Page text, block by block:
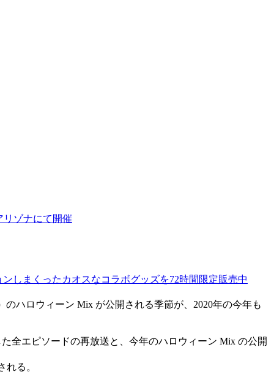
リゾナにて開催
しまくったカオスなコラボグッズを72時間限定販売中
のハロウィーン Mix が公開される季節が、2020年の今年も
全エピソードの再放送と、今年のハロウィーン Mix の公開
る。